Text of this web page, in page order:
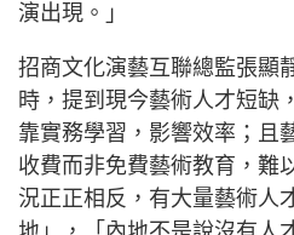
演出現。」
招商文化演藝互聯總監張顯
時，提到現今藝術人才短缺
靠實務學習，影響效率；且
收費而非免費藝術教育，難
況正正相反，有大量藝術人